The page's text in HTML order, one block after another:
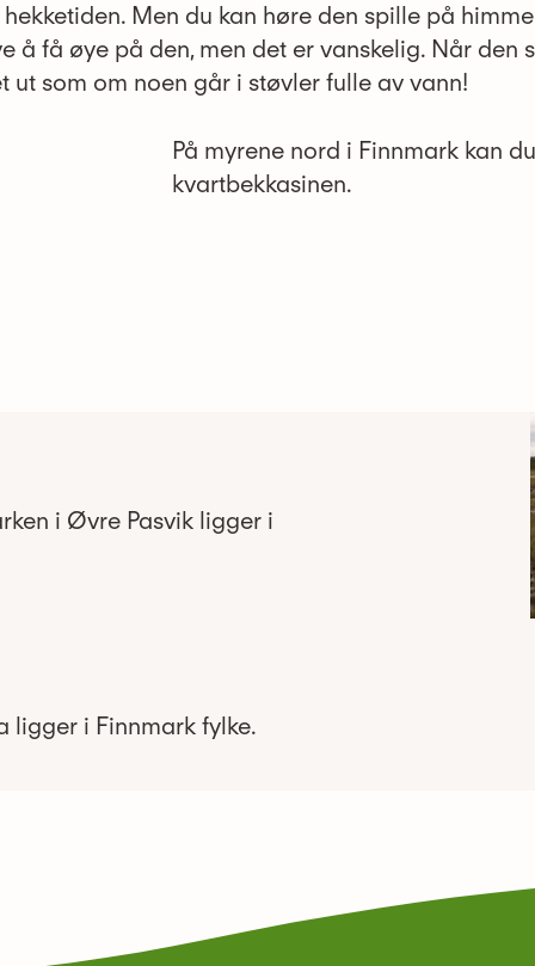
Men du kan høre den spille på
å få øye på den, men det er vanskelig. Når den
ut som om noen går i støvler fulle av vann!
På myrene nord i Finnmark kan
kvartbekkasinen.
i Øvre Pasvik ligger i
ligger i Finnmark fylke.